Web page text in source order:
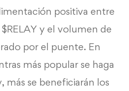
positiva entre
y el volumen de
por el puente. En
más popular se haga
más se beneficiarán los